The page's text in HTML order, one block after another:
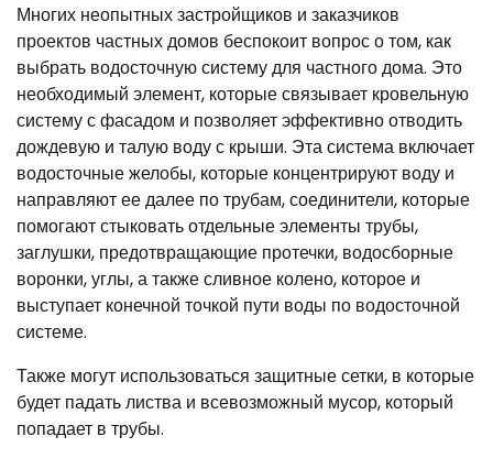
Многих неопытных застройщиков и заказчиков
проектов частных домов беспокоит вопрос о том, как
выбрать водосточную систему для частного дома. Это
необходимый элемент, которые связывает кровельную
систему с фасадом и позволяет эффективно отводить
дождевую и талую воду с крыши. Эта система включает
водосточные желобы, которые концентрируют воду и
направляют ее далее по трубам, соединители, которые
помогают стыковать отдельные элементы трубы,
заглушки, предотвращающие протечки, водосборные
воронки, углы, а также сливное колено, которое и
выступает конечной точкой пути воды по водосточной
системе.
Также могут использоваться защитные сетки, в которые
будет падать листва и всевозможный мусор, который
попадает в трубы.